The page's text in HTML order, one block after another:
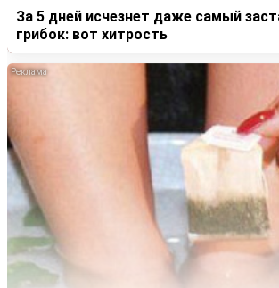
За 5 дней исчезнет даже самый
грибок: вот хитрость